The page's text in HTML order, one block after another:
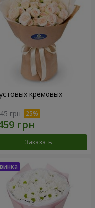
кремовых
грн
Заказать